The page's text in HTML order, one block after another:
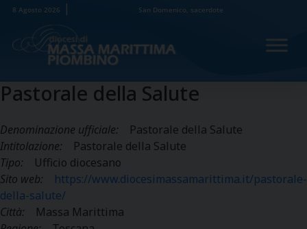
Skip
content
8 Agosto 2026 San Domenico, sacerdote
Pastorale della Salute
Denominazione ufficiale:
Pastorale della Salute
Intitolazione:
Pastorale della Salute
Tipo:
Ufficio diocesano
Sito web:
https://www.diocesimassamarittima.it/pastorale-
della-salute/
Città:
Massa Marittima